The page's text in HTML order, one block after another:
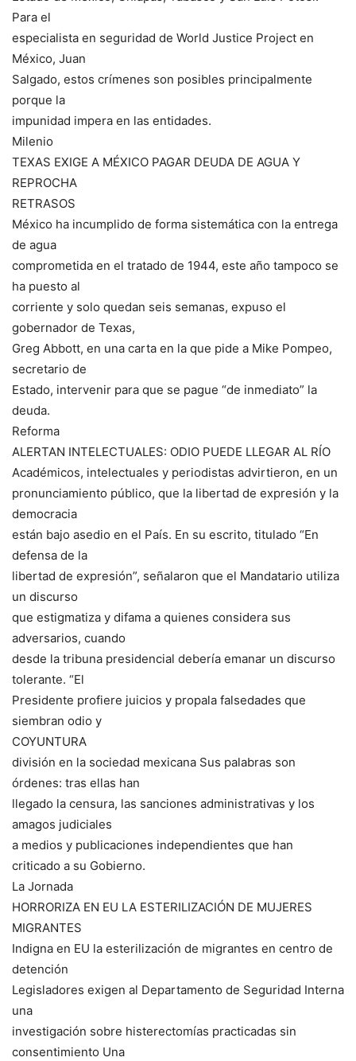
Para el
especialista en seguridad de World Justice Project en
México, Juan
Salgado, estos crímenes son posibles principalmente
porque la
impunidad impera en las entidades.
Milenio
TEXAS EXIGE A MÉXICO PAGAR DEUDA DE AGUA Y
REPROCHA
RETRASOS
México ha incumplido de forma sistemática con la entrega
de agua
comprometida en el tratado de 1944, este año tampoco se
ha puesto al
corriente y solo quedan seis semanas, expuso el
gobernador de Texas,
Greg Abbott, en una carta en la que pide a Mike Pompeo,
secretario de
Estado, intervenir para que se pague “de inmediato” la
deuda.
Reforma
ALERTAN INTELECTUALES: ODIO PUEDE LLEGAR AL RÍO
Académicos, intelectuales y periodistas advirtieron, en un
pronunciamiento público, que la libertad de expresión y la
democracia
están bajo asedio en el País. En su escrito, titulado “En
defensa de la
libertad de expresión”, señalaron que el Mandatario utiliza
un discurso
que estigmatiza y difama a quienes considera sus
adversarios, cuando
desde la tribuna presidencial debería emanar un discurso
tolerante. “El
Presidente profiere juicios y propala falsedades que
siembran odio y
COYUNTURA
división en la sociedad mexicana Sus palabras son
órdenes: tras ellas han
llegado la censura, las sanciones administrativas y los
amagos judiciales
a medios y publicaciones independientes que han
criticado a su Gobierno.
La Jornada
HORRORIZA EN EU LA ESTERILIZACIÓN DE MUJERES
MIGRANTES
Indigna en EU la esterilización de migrantes en centro de
detención
Legisladores exigen al Departamento de Seguridad Interna
una
investigación sobre histerectomías practicadas sin
consentimiento Una